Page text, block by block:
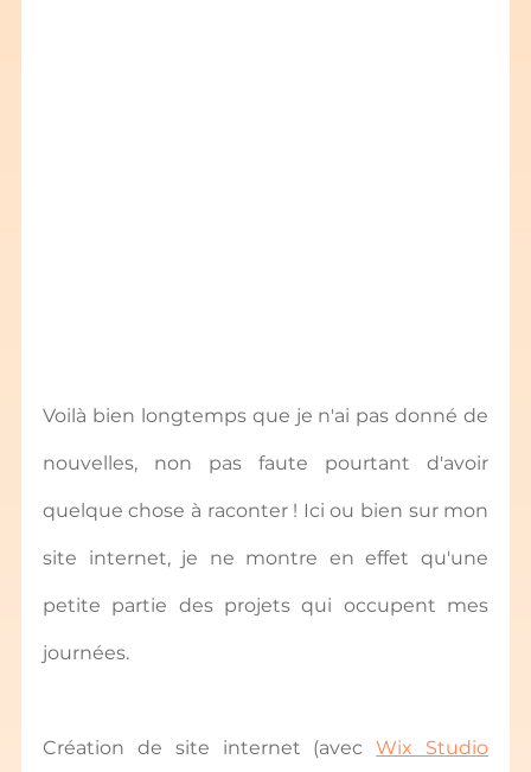
Voilà bien longtemps que je n'ai pas donné de
nouvelles, non pas faute pourtant d'avoir
quelque chose à raconter ! Ici ou bien sur mon
site internet, je ne montre en effet qu'une
petite partie des projets qui occupent mes
journées.
Création de site internet (avec Wix Studio